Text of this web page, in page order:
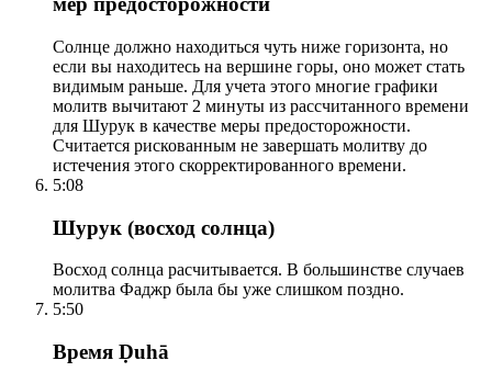
Солнце должно находиться чуть ниже горизонта, но
если вы находитесь на вершине горы, оно может стать
видимым раньше. Для учета этого многие графики
молитв вычитают 2 минуты из рассчитанного времени
для Шурук в качестве меры предосторожности.
Считается рискованным не завершать молитву до
истечения этого скорректированного времени.
5:08
Шурук (восход солнца)
Восход солнца расчитывается. В большинстве случаев
молитва Фаджр была бы уже слишком поздно.
5:50
Время Ḍuhā